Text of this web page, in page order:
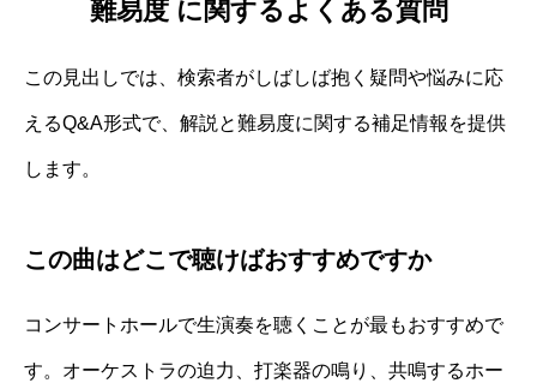
難易度 に関するよくある質問
この見出しでは、検索者がしばしば抱く疑問や悩みに応
えるQ&A形式で、解説と難易度に関する補足情報を提供
します。
この曲はどこで聴けばおすすめですか
コンサートホールで生演奏を聴くことが最もおすすめで
す。オーケストラの迫力、打楽器の鳴り、共鳴するホー